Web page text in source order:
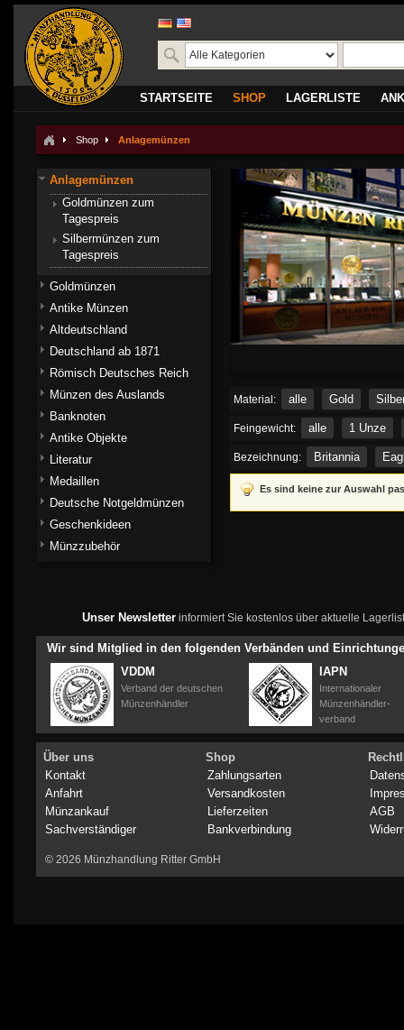
STARTSEITE SHOP LAGERLISTE
Shop Anlagemünzen
Material: alle Gold
Feingewicht: alle 1 Unze
Bezeichnung: Britannia
Es sind keine zur Auswahl
Anlagemünzen
Goldmünzen zum
Tagespreis
Silbermünzen zum
Tagespreis
Goldmünzen
Antike Münzen
Altdeutschland
Deutschland ab 1871
Römisch Deutsches Reich
Münzen des Auslands
Banknoten
Antike Objekte
Literatur
Medaillen
Deutsche Notgeldmünzen
Geschenkideen
Münzzubehör
Unser Newsletterinformiert Sie kostenlos über aktuelle
Wir sind Mitglied in den folgenden Verbänden und
VDDM
Verband der deutschen
Münzenhändler
IAPN
Internationaler
Münzenhändler-
verband
Über uns
Kontakt
Anfahrt
Münzankauf
Sachverständiger
Shop
Zahlungsarten
Versandkosten
Lieferzeiten
Bankverbindung
AGB
© 2026 Münzhandlung Ritter GmbH